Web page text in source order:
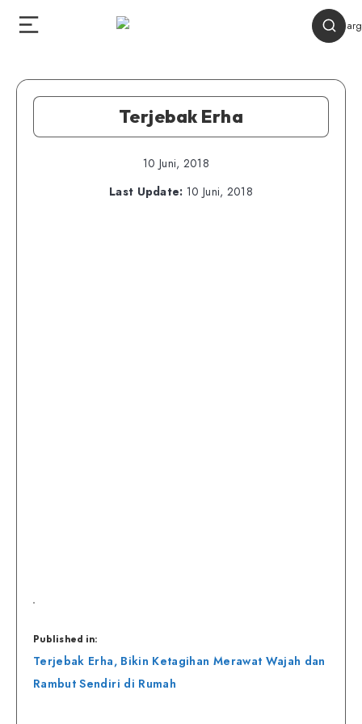
Terjebak Erha
10 Juni, 2018
Last Update: 10 Juni, 2018
Published in:
Navigasi
pos
Terjebak Erha, Bikin Ketagihan Merawat Wajah dan
Rambut Sendiri di Rumah